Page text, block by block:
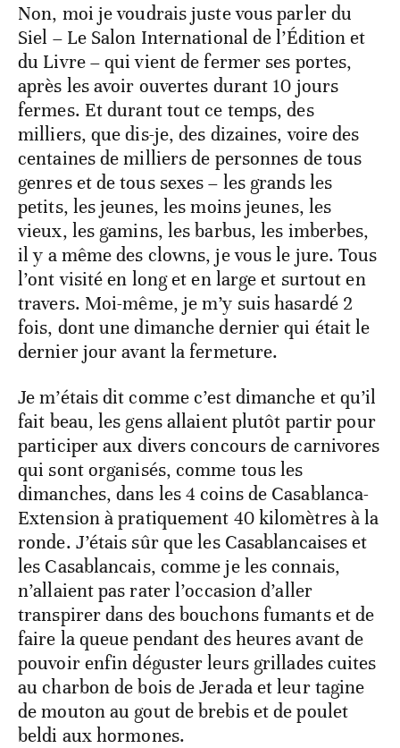
Non, moi je voudrais juste vous parler du
Siel – Le Salon International de l’Édition et
du Livre – qui vient de fermer ses portes,
après les avoir ouvertes durant 10 jours
fermes. Et durant tout ce temps, des
milliers, que dis-je, des dizaines, voire des
centaines de milliers de personnes de tous
genres et de tous sexes – les grands les
petits, les jeunes, les moins jeunes, les
vieux, les gamins, les barbus, les imberbes,
il y a même des clowns, je vous le jure. Tous
l’ont visité en long et en large et surtout en
travers. Moi-même, je m’y suis hasardé 2
fois, dont une dimanche dernier qui était le
dernier jour avant la fermeture.
Je m’étais dit comme c’est dimanche et qu’il
fait beau, les gens allaient plutôt partir pour
participer aux divers concours de carnivores
qui sont organisés, comme tous les
dimanches, dans les 4 coins de Casablanca-
Extension à pratiquement 40 kilomètres à la
ronde. J’étais sûr que les Casablancaises et
les Casablancais, comme je les connais,
n’allaient pas rater l’occasion d’aller
transpirer dans des bouchons fumants et de
faire la queue pendant des heures avant de
pouvoir enfin déguster leurs grillades cuites
au charbon de bois de Jerada et leur tagine
de mouton au gout de brebis et de poulet
beldi aux hormones.